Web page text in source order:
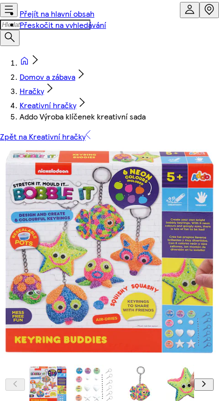
Přejít na hlavní obsah
Přeskočit na vyhledávání
Domov a zábava
Hračky
Kreativní hračky
Addo Výroba klíčenek kreativní sada
Zpět na Kreativní hračky